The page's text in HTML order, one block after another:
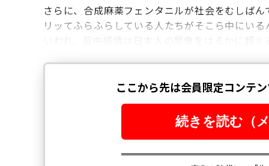
さらに、合成麻薬フェンタニルが社会をむしば
リッてふらふらしている人たちがそこら中にい